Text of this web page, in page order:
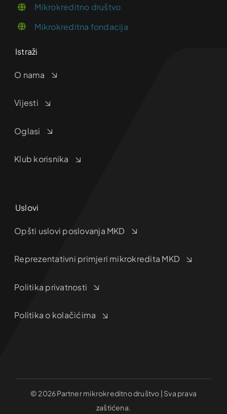
Mikrokreditno društvo
Mikrokreditna fondacija
Istraži
O nama
Vijesti
Oglasi
Klub korisnika
Uslovi
Opšti uslovi poslovanja MKD
Reprezentativni primjeri mikrokredita MKD
Politika privatnosti
Politika o kolačićima
© 2026 Partner mikrokreditno društvo | Sva prava
zaštićena.